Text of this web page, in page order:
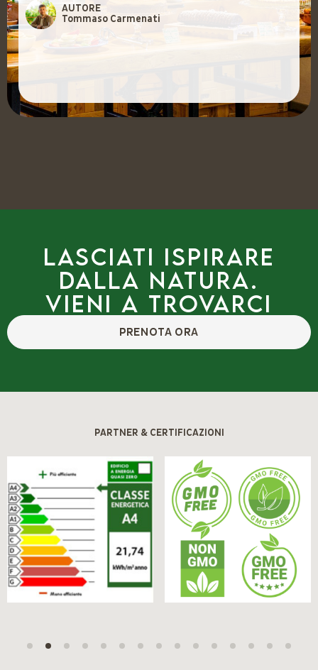
AUTORE
Tommaso Carmenati
Lasciati ispirare
dalla natura.
Vieni a trovarci
PRENOTA ORA
PARTNER & CERTIFICAZIONI